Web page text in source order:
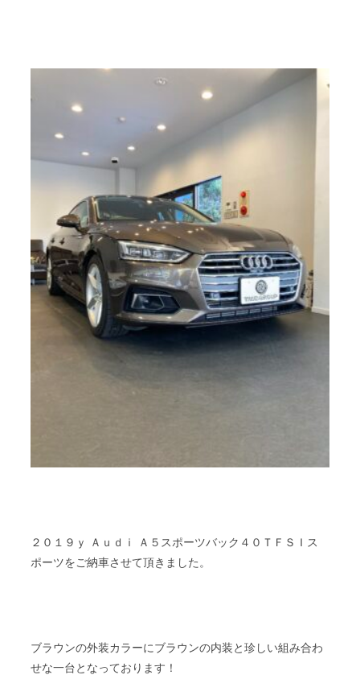
２０１９ｙ Ａｕｄｉ Ａ５スポーツバック４０ＴＦＳＩス
ポーツをご納車させて頂きました。
ブラウンの外装カラーにブラウンの内装と珍しい組み合わ
せな一台となっております！